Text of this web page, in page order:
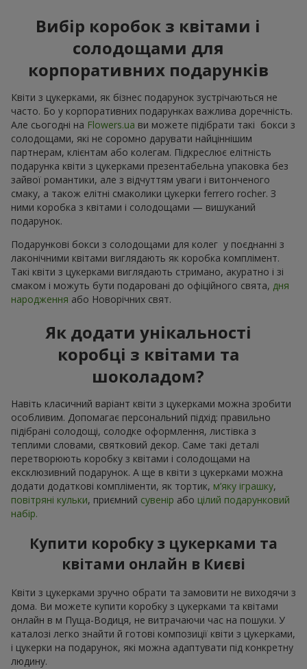
Вибір коробок з квітами і
солодощами для
корпоративних подарунків
Квіти з цукерками, як бізнес подарунок зустрічаються не
часто. Бо у корпоративних подарунках важлива доречність.
Але сьогодні на Flowers.ua ви можете підібрати такі бокси з
солодощами, які не соромно дарувати найціннішим
партнерам, клієнтам або колегам. Підкреслює елітність
подарунка квіти з цукерками презентабельна упаковка без
зайвої романтики, але з відчуттям уваги і витонченого
смаку, а також елітні смаколики цукерки ferrero rocher. З
ними коробка з квітами і солодощами — вишуканий
подарунок.
Подарункові бокси з солодощами для колег у поєднанні з
лаконічними квітами виглядають як коробка комплімент.
Такі квіти з цукерками виглядають стримано, акуратно і зі
смаком і можуть бути подаровані до офіційного свята, дня
народження або Новорічних свят.
Як додати унікальності
коробці з квітами та
шоколадом?
Навіть класичний варіант квіти з цукерками можна зробити
особливим. Допомагає персональний підхід: правильно
підібрані солодощі, солодке оформлення, листівка з
теплими словами, святковий декор. Саме такі деталі
перетворюють коробку з квітами і солодощами на
ексклюзивний подарунок. А ще в квіти з цукерками можна
додати додаткові компліменти, як тортик, м’яку іграшку,
повітряні кульки, приємний сувенір або цілий подарунковий
набір.
Купити коробку з цукерками та
квітами онлайн в Києві
Квіти з цукерками зручно обрати та замовити не виходячи з
дома. Ви можете купити коробку з цукерками та квітами
онлайн в м Пуща-Водиця, не витрачаючи час на пошуки. У
каталозі легко знайти й готові композиції квіти з цукерками,
і цукерки на подарунок, які можна адаптувати під конкретну
людину.